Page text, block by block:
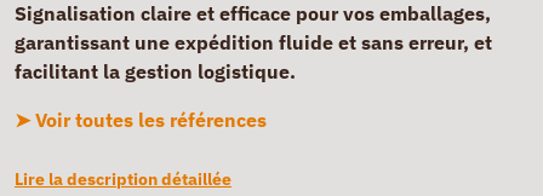
Signalisation claire et efficace pour vos emballages,
garantissant une expédition fluide et sans erreur, et
facilitant la gestion logistique.
➤ Voir toutes les références
Lire la description détaillée